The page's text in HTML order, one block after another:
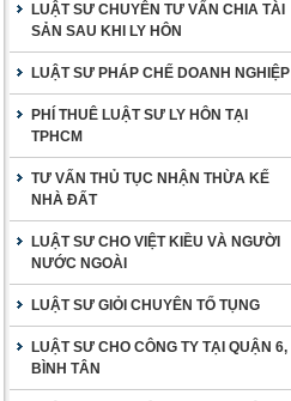
LUẬT SƯ CHUYÊN TƯ VẤN CHIA TÀI
SẢN SAU KHI LY HÔN
LUẬT SƯ PHÁP CHẾ DOANH NGHIỆP
PHÍ THUÊ LUẬT SƯ LY HÔN TẠI
TPHCM
TƯ VẤN THỦ TỤC NHẬN THỪA KẾ
NHÀ ĐẤT
LUẬT SƯ CHO VIỆT KIỀU VÀ NGƯỜI
NƯỚC NGOÀI
LUẬT SƯ GIỎI CHUYÊN TỐ TỤNG
LUẬT SƯ CHO CÔNG TY TẠI QUẬN 6,
BÌNH TÂN